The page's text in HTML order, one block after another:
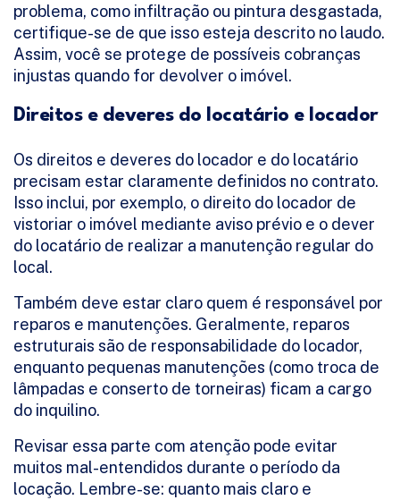
problema, como infiltração ou pintura desgastada,
certifique-se de que isso esteja descrito no laudo.
Assim, você se protege de possíveis cobranças
injustas quando for devolver o imóvel.
Direitos e deveres do locatário e locador
Os direitos e deveres do locador e do locatário
precisam estar claramente definidos no contrato.
Isso inclui, por exemplo, o direito do locador de
vistoriar o imóvel mediante aviso prévio e o dever
do locatário de realizar a manutenção regular do
local.
Também deve estar claro quem é responsável por
reparos e manutenções. Geralmente, reparos
estruturais são de responsabilidade do locador,
enquanto pequenas manutenções (como troca de
lâmpadas e conserto de torneiras) ficam a cargo
do inquilino.
Revisar essa parte com atenção pode evitar
muitos mal-entendidos durante o período da
locação. Lembre-se: quanto mais claro e